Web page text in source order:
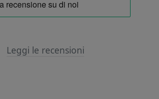
Leggi le recensioni